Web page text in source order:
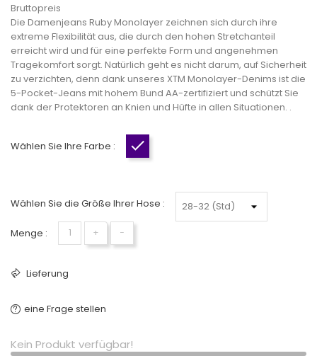
Bruttopreis
Die Damenjeans Ruby Monolayer zeichnen sich durch ihre
extreme Flexibilität aus, die durch den hohen Stretchanteil
erreicht wird und für eine perfekte Form und angenehmen
Tragekomfort sorgt. Natürlich geht es nicht darum, auf Sicherheit
zu verzichten, denn dank unseres XTM Monolayer-Denims ist die
5-Pocket-Jeans mit hohem Bund AA-zertifiziert und schützt Sie
dank der Protektoren an Knien und Hüfte in allen Situationen. .
Wählen Sie Ihre Farbe :
Wählen Sie die Größe Ihrer Hose :
Menge : + −
Lieferung
eine Frage stellen
Kein Produkt verfügbar!